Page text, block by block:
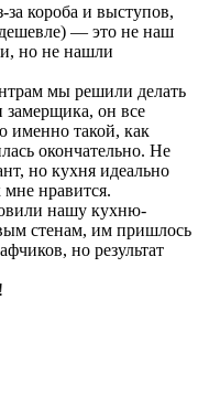
за короба и выступов,
— это не наш
но не нашли
мы решили делать
замерщика, он все
именно такой, как
окончательно. Не
но кухня идеально
мне нравится.
нашу кухню-
стенам, им пришлось
но результат